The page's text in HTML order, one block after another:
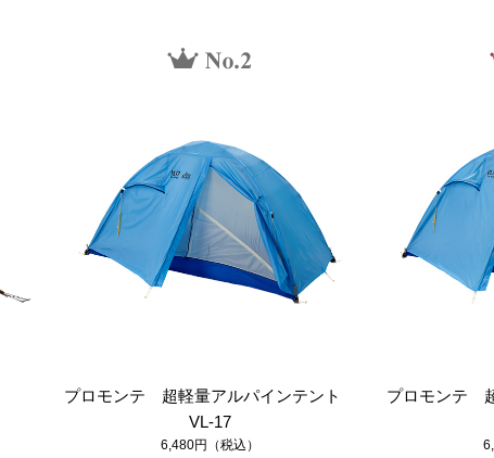
プロモンテ 超軽量アルパインテント
VL-17
6,480円（税込）
プロモンテ